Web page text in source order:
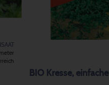
BIO Kresse, einfache